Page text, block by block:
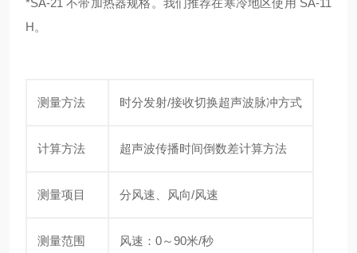
*SA-21 不带加热器规格。我们推荐在寒冷地区使用 SA-11
H。
测量方法 时分发射/接收切换超声波脉冲方式
计算方法 超声波传播时间倒数差计算方法
测量项目 分风速、风向/风速
测量范围 风速：0～90米/秒